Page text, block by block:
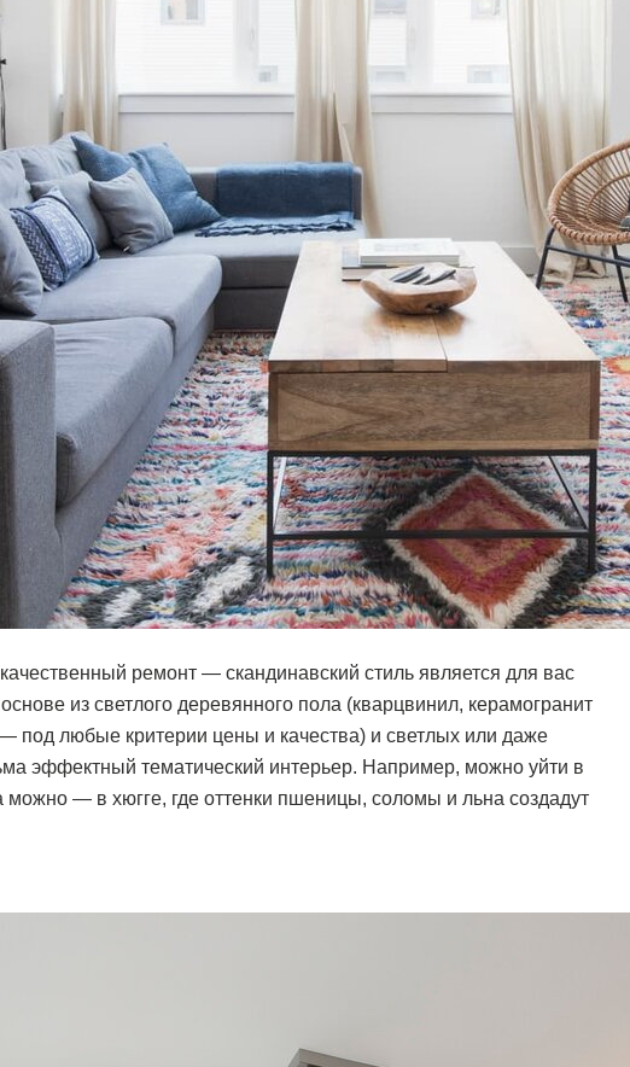
ремонт — скандинавский стиль является для вас
из светлого деревянного пола (кварцвинил, керамогранит
под любые критерии цены и качества) и светлых или даже
эффектный тематический интерьер. Например, можно уйти в
можно — в хюгге, где оттенки пшеницы, соломы и льна создадут